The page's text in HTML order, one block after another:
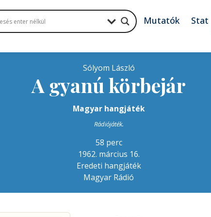
Mutatók Stat
Sólyom László
A gyanú körbejár
Magyar hangjáték
Rádiójáték.
58 perc
1962. március 16.
Eredeti hangjáték
Magyar Rádió